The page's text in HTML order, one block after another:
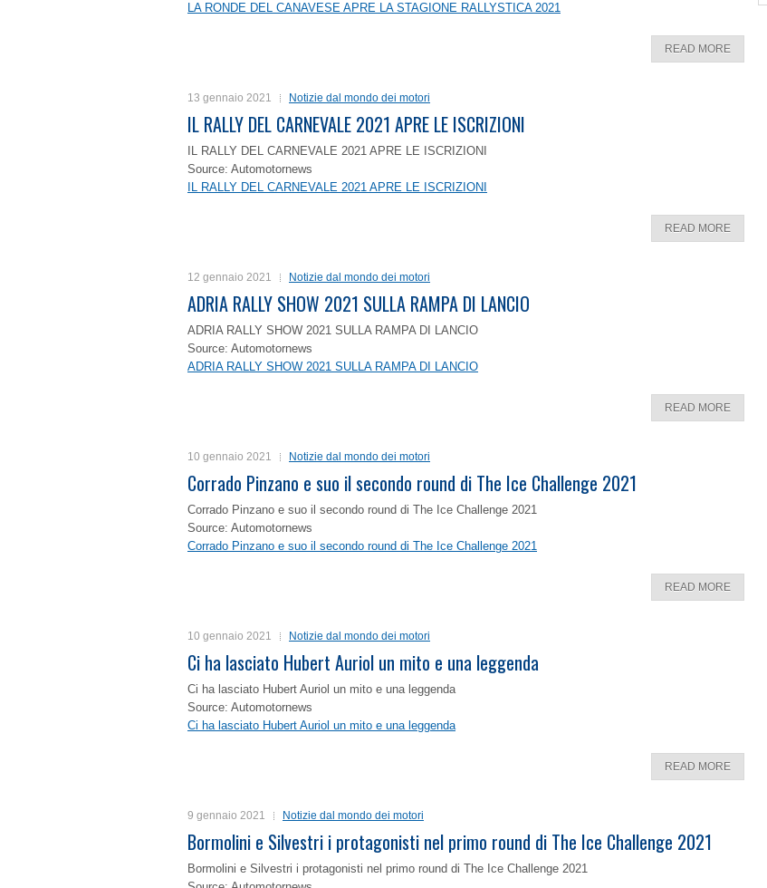
LA RONDE DEL CANAVESE APRE LA STAGIONE RALLYSTICA 2021
READ MORE
13 gennaio 2021 Notizie dal mondo dei motori
IL RALLY DEL CARNEVALE 2021 APRE LE ISCRIZIONI
IL RALLY DEL CARNEVALE 2021 APRE LE ISCRIZIONI
Source: Automotornews
IL RALLY DEL CARNEVALE 2021 APRE LE ISCRIZIONI
READ MORE
12 gennaio 2021 Notizie dal mondo dei motori
ADRIA RALLY SHOW 2021 SULLA RAMPA DI LANCIO
ADRIA RALLY SHOW 2021 SULLA RAMPA DI LANCIO
Source: Automotornews
ADRIA RALLY SHOW 2021 SULLA RAMPA DI LANCIO
READ MORE
10 gennaio 2021 Notizie dal mondo dei motori
Corrado Pinzano e suo il secondo round di The Ice Challenge 2021
Corrado Pinzano e suo il secondo round di The Ice Challenge 2021
Source: Automotornews
Corrado Pinzano e suo il secondo round di The Ice Challenge 2021
READ MORE
10 gennaio 2021 Notizie dal mondo dei motori
Ci ha lasciato Hubert Auriol un mito e una leggenda
Ci ha lasciato Hubert Auriol un mito e una leggenda
Source: Automotornews
Ci ha lasciato Hubert Auriol un mito e una leggenda
READ MORE
9 gennaio 2021 Notizie dal mondo dei motori
Bormolini e Silvestri i protagonisti nel primo round di The Ice Challenge 2021
Bormolini e Silvestri i protagonisti nel primo round di The Ice Challenge 2021